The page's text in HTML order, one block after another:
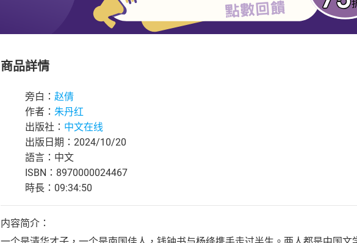
商品詳情
旁白： 赵倩
作者： 朱丹红
出版社： 中文在线
出版日期：2024/10/20
語言：中文
ISBN：8970000024467
時長：09:34:50
内容简介：